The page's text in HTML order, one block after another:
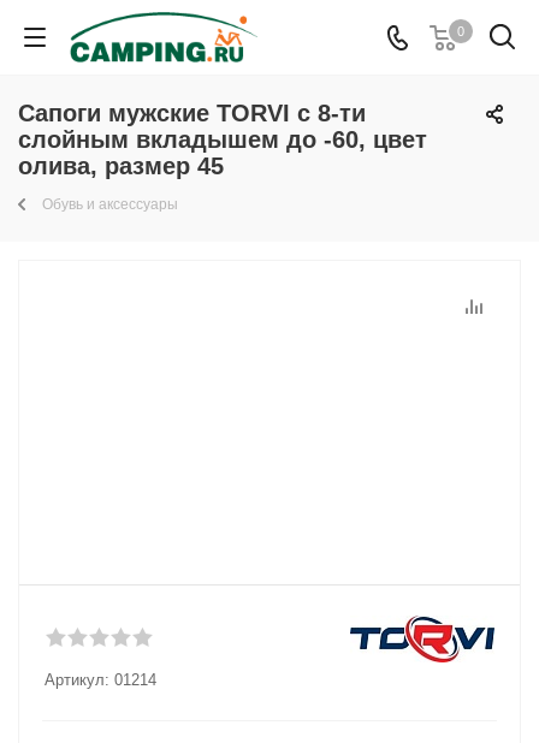
0
Сапоги мужские TORVI с 8-ти
слойным вкладышем до -60, цвет
олива, размер 45
Обувь и аксессуары
Артикул: 01214